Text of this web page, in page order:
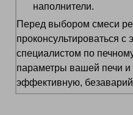
наполнители.
Перед выбором смеси
проконсультироваться с
специалистом по
параметры вашей печи и
эффективную,